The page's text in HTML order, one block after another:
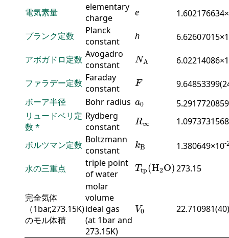
電気素量
elementary
charge
e
プランク定数
Planck
constant
h
アボガドロ定数 Avogadro
constant
NA
NA
ファラデー定数 Faraday
constant
F
F
ボーア半径
Bohr radius a0
a0
リュードベリ定
数 *
Rydberg
constant
R∞
R∞
ボルツマン定数 Boltzmann
constant
kB
k 1.380649×10-
水の三重点
triple point
of water
Ttp(H2O)
Ttp(H 2O)273.15
完全気体
（1bar,273.15K)
のモル体積
molar
volume
ideal gas
(at 1bar and
273.15K)
V0
V0 22.710981(40)